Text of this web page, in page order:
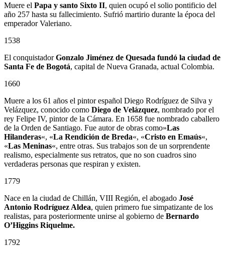
Muere el Papa y santo Sixto II, quien ocupó el solio pontificio del
año 257 hasta su fallecimiento. Sufrió martirio durante la época del
emperador Valeriano.
1538
El conquistadorGonzalo Jiménez de Quesada fundó la ciudad de
Santa Fe de Bogotá, capital de Nueva Granada, actual Colombia.
1660
Muere a los 61 años el pintor español Diego Rodríguez de Silva y
Velázquez, conocido como Diego de Velázquez, nombrado por el
rey Felipe IV, pintor de la Cámara. En 1658 fue nombrado caballero
de la Orden de Santiago. Fue autor de obras como»Las
Hilanderas«, «La Rendición de Breda«, «Cristo en Emaús«,
«Las Meninas«, entre otras. Sus trabajos son de un sorprendente
realismo, especialmente sus retratos, que no son cuadros sino
verdaderas personas que respiran y existen.
1779
Nace en la ciudad de Chillán, VIII Región, el abogado José
Antonio Rodríguez Aldea, quien primero fue simpatizante de los
realistas, para posteriormente unirse al gobierno de Bernardo
O’Higgins Riquelme.
1792